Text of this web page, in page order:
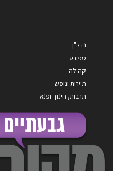
נדל"ן
ספורט
קהילה
תיירות ונופש
תרבות, חינוך ופנאי